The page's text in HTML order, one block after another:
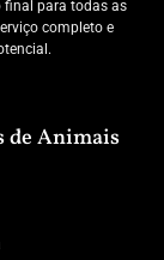
final para todas as
completo e
de Animais